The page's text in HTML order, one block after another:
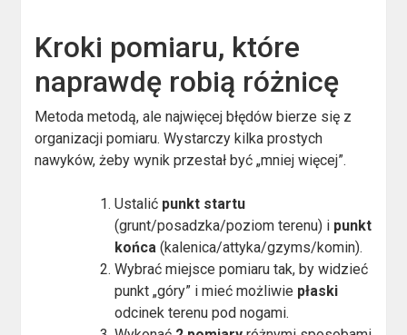
Kroki pomiaru, które
naprawdę robią różnicę
Metoda metodą, ale najwięcej błędów bierze się z
organizacji pomiaru. Wystarczy kilka prostych
nawyków, żeby wynik przestał być „mniej więcej”.
Ustalić punkt startu
(grunt/posadzka/poziom terenu) i punkt
końca (kalenica/attyka/gzyms/komin).
Wybrać miejsce pomiaru tak, by widzieć
punkt „góry” i mieć możliwie płaski
odcinek terenu pod nogami.